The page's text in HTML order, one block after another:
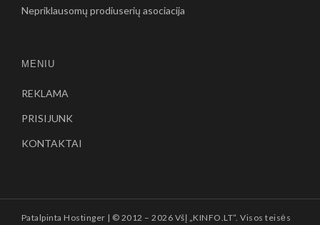
Nepriklausomų prodiuserių asociacija
MENIU
REKLAMA
PRISIJUNK
KONTAKTAI
Patalpinta Hostinger | © 2012 –2026 VšĮ „KINFO.LT“. Visos teisės